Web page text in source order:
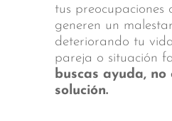
tus preocupaciones
generen un
deteriorando tu
pareja o situación
buscas ayuda,
solución.